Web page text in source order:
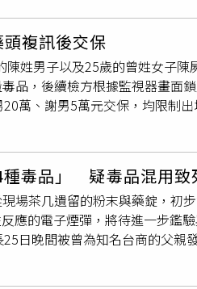
的照片，並標註：「
物中毒症狀的圖表，引發外界
覺得痛苦、似乎沒有出路，您
親因無法與陳男連絡上，因此
警方隨後也在現場確認無打鬥
並驗出K他命、喵喵、大麻、
與23歲的蘇姓女子2人為朋友
有沒有貨？」，蘇女疑似因手
元的價格購買多種毒品。警方
與中山區將3人拘提到案，並
制條例移送台北地檢署偵辦，
限制出境出海。信義分局呼籲
果，臺北市長蔣萬安與警察局長
查辦，避免毒品戕害民眾身心
複訊後交保
姓男子以及25歲的曾姓女子
品，後續檢方根據監視器畫面
萬、謝男5萬元交保，均限制
親更是台南知名的董事長，早
男父親因聯繫不上兒子，親赴
經篩檢後驗出疑似有K他命、卡西
珍惜生命。
毒品」 疑毒品混用致
場茶几遺留的粉末與藥錠，初
應的電子煙彈，將待進一步鑑
日晚間被曾為知名台商的父親
跡象，兩人身上也沒明顯外傷
檢警不排除死因為不同效果的毒